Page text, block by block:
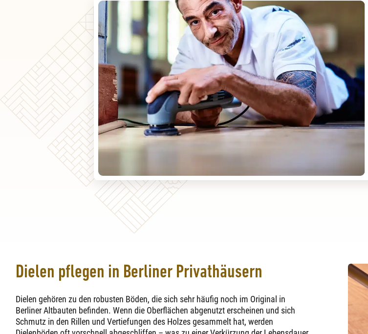
Dielen pflegen in Berliner Privathäusern
Dielen gehören zu den robusten Böden, die sich sehr häufig noch im Original in
Berliner Altbauten befinden. Wenn die Oberflächen abgenutzt erscheinen und sich
Schmutz in den Rillen und Vertiefungen des Holzes gesammelt hat, werden